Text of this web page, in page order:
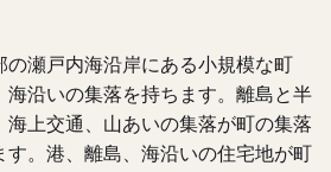
瀬戸内海沿岸にある小規模な町
海沿いの集落を持ちます。離島と半
上交通、山あいの集落が町の集落
す。港、離島、海沿いの住宅地が町